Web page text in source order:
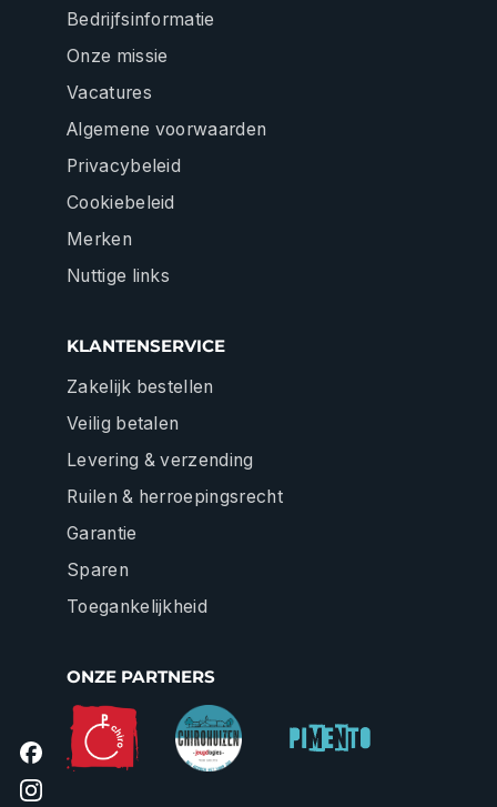
Bedrijfsinformatie
Onze missie
Vacatures
Algemene voorwaarden
Privacybeleid
Cookiebeleid
Merken
Nuttige links
KLANTENSERVICE
Zakelijk bestellen
Veilig betalen
Levering & verzending
Ruilen & herroepingsrecht
Garantie
Sparen
Toegankelijkheid
ONZE PARTNERS